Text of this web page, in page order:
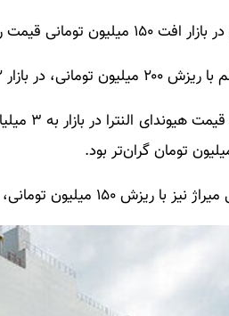
۵۰۰ هزار تومان قیمت پیدا کرده است.
به یک میلیارد و ۴۵۰ میلیون تومان تغییر کرده است.